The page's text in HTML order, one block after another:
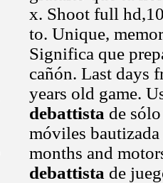
x. Shoot full
to. Unique,
Significa que
cañón. Last days
years old game.
debattista de
móviles
months and
debattista de